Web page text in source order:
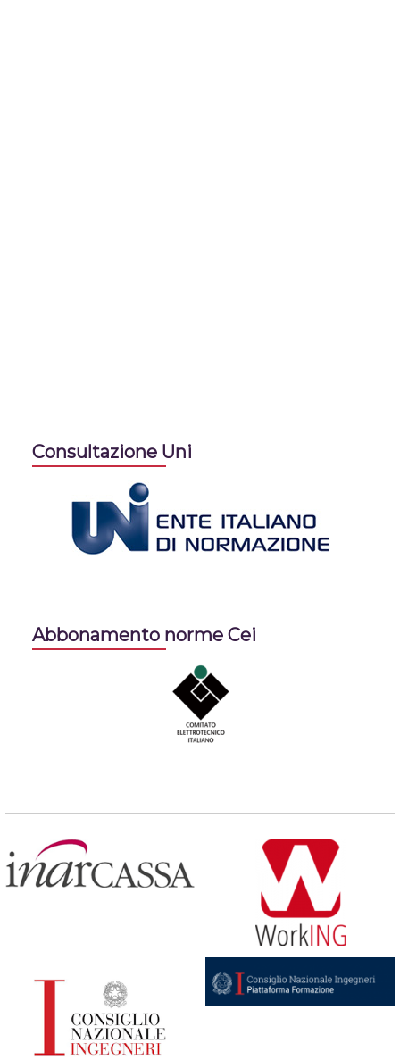
Consultazione Uni
Abbonamento norme Cei